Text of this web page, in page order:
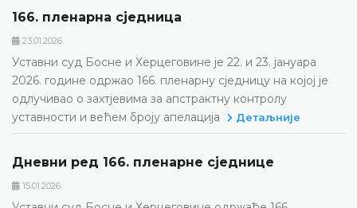
166. пленарна сједницa
23.01.2026.
Уставни суд Босне и Херцеговине је 22. и 23. јануара
2026. године одржао 166. пленарну сједницу на којој је
одлучивао о захтјевима за апстрактну контролу
уставности и већем броју апелација
Детаљније
Дневни ред 166. пленарне сједнице
15.01.2026.